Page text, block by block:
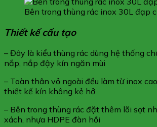
Bên trong thùng rác inox 30L đạp
Thiết kế cấu tạo
– Đây là kiểu thùng rác dùng hệ thống
nắp, nắp đậy kín ngăn mùi
– Toàn thân vỏ ngoài đều làm từ inox
thiết kế kín không kẻ hở
– Bên trong thùng rác đặt thêm lõi sọt
xách, nhựa HDPE đàn hồi